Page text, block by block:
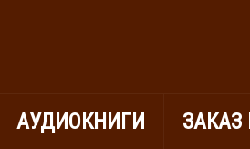
АУДИОКНИГИ
ЗАКАЗ